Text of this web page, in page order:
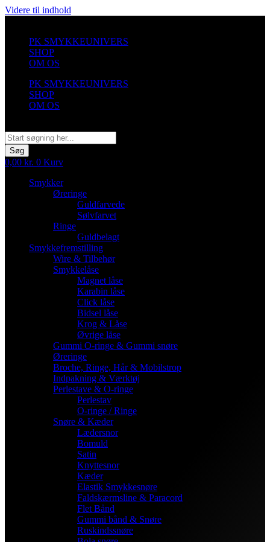
Videre til indhold
PK SMYKKEUNIVERS
SHOP
OM OS
PK SMYKKEUNIVERS
SHOP
OM OS
Søg
0,00 kr. 0 Kurv
Smykker
Øreringe
Guldfarvede
Sølvfarvet
Ringe
Guldbelagt
Smykkefremstilling
Wire & Tilbehør
Smykkelåse
Magnet låse
Karabin låse
Click låse
Bidsel låse
Krog & Låse
Øvrige låse
Gummi O-ringe & Gummi snøre
Øreringe
Broche, Ringe, Hår & Mobilstrop
Indpakning & Værktøj
Perlestave & O-ringe
Perlestav
O-ringe / Ringe
Snøre & Kæder
Lædersnor
Bomuld
Satin
Knyttesnor
Kæder
Elastik Smykkesnøre
Faldskærmsline & Paracord
Flet Bånd
Gummi bånd & Snøre
Ruskindssnøre